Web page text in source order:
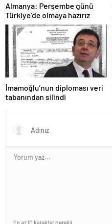
Almanya: Perşembe günü
Türkiye’de olmaya hazırız
İmamoğlu’nun diploması veri
tabanından silindi
En az 10 karakter gerekli